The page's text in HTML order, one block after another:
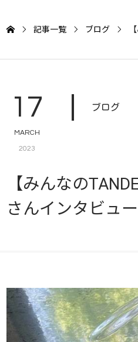
記事一覧 ブログ
17
MARCH
2023
ブログ
【みんなの
さんインタビュ